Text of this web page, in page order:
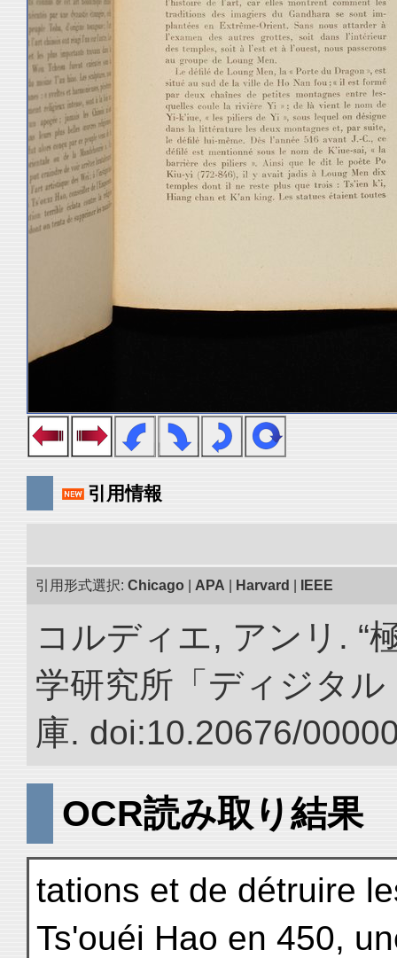
引用情報
引用形式選択: Chicago APA Harvard IEEE
コルディエ, アンリ. “
学研究所「ディジタ
庫. doi:10.20676/
OCR読み取り結果
tations et de détruire
Ts'ouéi Hao en 450,